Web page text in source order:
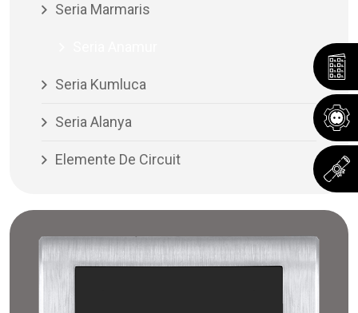
Seria Marmaris
Seria Kumluca
Seria Alanya
Elemente De Circuit